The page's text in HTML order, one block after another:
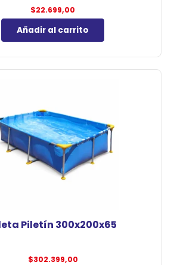
$22.699,00
Añadir al carrito
Piletín 300x200x65
$302.399,00